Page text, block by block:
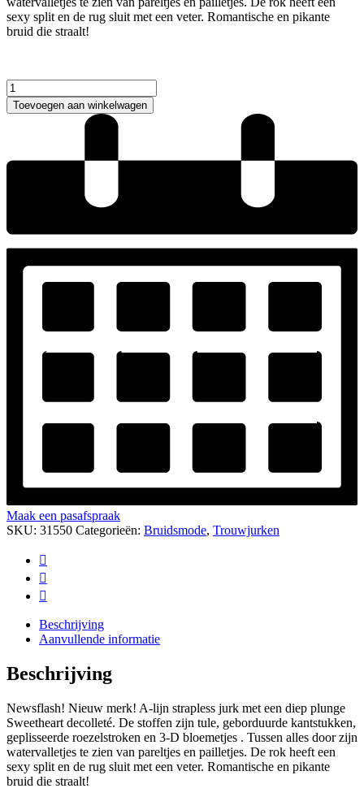
sexy split en de rug sluit met een veter. Romantische en pikante
bruid die straalt!
Yedyna
Artemide
Trouwjurk
Toevoegen aan winkelwagen
Maak een pasafspraak
SKU: 31550 Categorieën: Bruidsmode, Trouwjurken
Beschrijving
Aanvullende informatie
Beschrijving
Newsflash! Nieuw merk! A-lijn strapless jurk met een diep plunge
Sweetheart decolleté. De stoffen zijn tule, geborduurde kantstukken,
geplisseerde roezelstroken en 3-D bloemetjes . Tussen alles door zijn
watervalletjes te zien van pareltjes en pailletjes. De rok heeft een
sexy split en de rug sluit met een veter. Romantische en pikante
bruid die straalt!